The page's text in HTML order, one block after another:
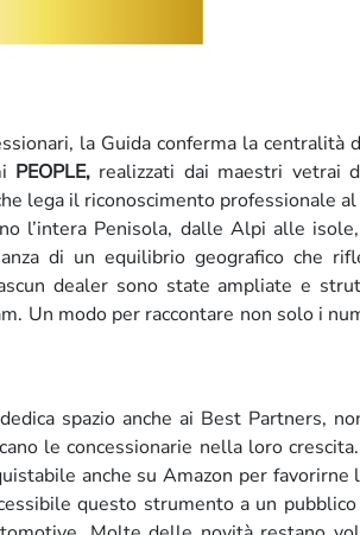
la Guida conferma la
PEOPLE, realizzati dai maestri vetrai
lega il riconoscimento professionale
l’intera Penisola, dalle Alpi alle
di un equilibrio geografico che
dealer sono state ampliate e
Un modo per raccontare non solo i
spazio anche ai Best Partners,
le concessionarie nella loro
anche su Amazon per favorirne
questo strumento a un